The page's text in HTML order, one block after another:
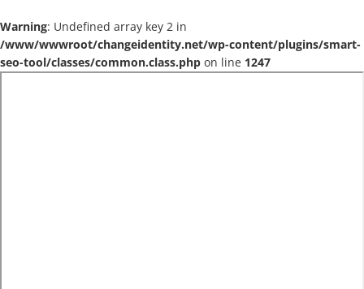
Warning: Undefined array key 2 in
/www/wwwroot/changeidentity.net/wp-content/plugins/smart-
seo-tool/classes/common.class.php on line 1247